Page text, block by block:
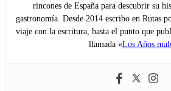
rincones de España para descubrir su
gastronomía. Desde 2014 escribo en Rutas
viaje con la escritura, hasta el punto que
llamada «Los Años